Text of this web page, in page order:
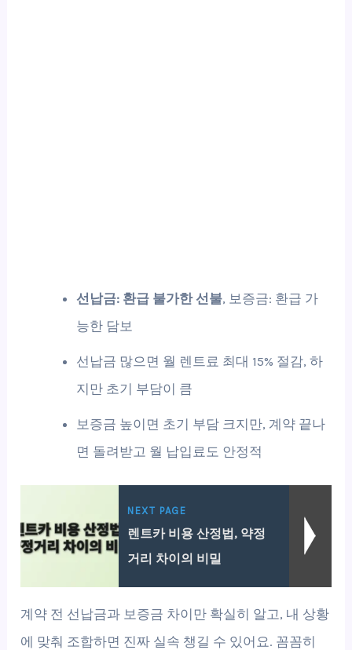
선납금: 환급 불가한 선불, 보증금: 환급 가
능한 담보
선납금 많으면 월 렌트료 최대 15% 절감, 하
지만 초기 부담이 큼
보증금 높이면 초기 부담 크지만, 계약 끝나
면 돌려받고 월 납입료도 안정적
NEXT PAGE
렌트카 비용 산정법, 약정
거리 차이의 비밀
계약 전 선납금과 보증금 차이만 확실히 알고, 내 상황
에 맞춰 조합하면 진짜 실속 챙길 수 있어요. 꼼꼼히